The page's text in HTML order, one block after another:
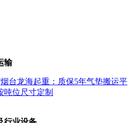
输
烟台龙海起重：质保5年气垫搬运平
吨位尺寸定制